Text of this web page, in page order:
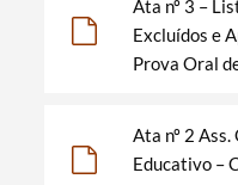
Ata nº 3 –
Excluídos e
Prova Oral
Ata nº 2
Educativo –